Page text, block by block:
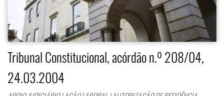
Tribunal Constitucional, acórdão n.º 208/04,
24.03.2004